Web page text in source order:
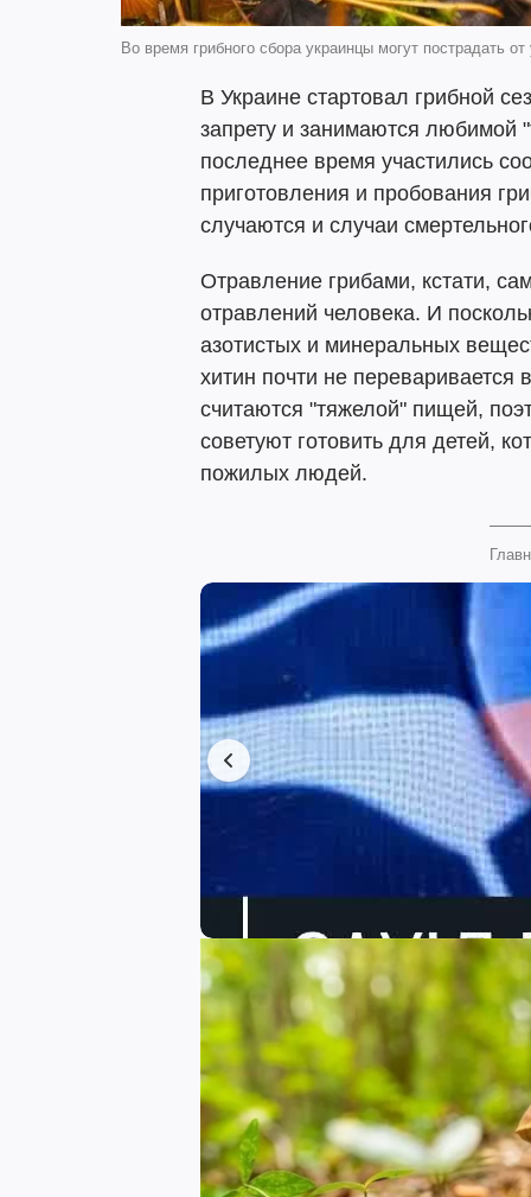
Во время грибного сбора украинцы могут пострадать от
В Украине стартовал грибной
запрету и занимаются любимой
последнее время участились
приготовления и пробования
случаются и случаи
Отравление грибами, кстати,
отравлений человека. И
азотистых и минеральных
хитин почти не переваривается
считаются "тяжелой" пищей,
советуют готовить для детей,
пожилых людей.